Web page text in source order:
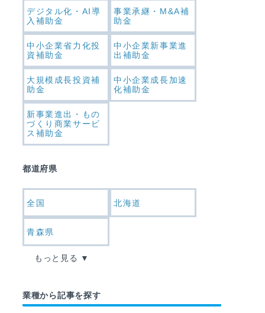
デジタル化・AI導
入補助金
事業承継・M&A補
助金
中小企業省力化投
資補助金
中小企業新事業進
出補助金
大規模成長投資補
助金
中小企業成長加速
化補助金
新事業進出・もの
づくり商業サービ
ス補助金
都道府県
全国 北海道
青森県
もっと見る
業種から記事を探す